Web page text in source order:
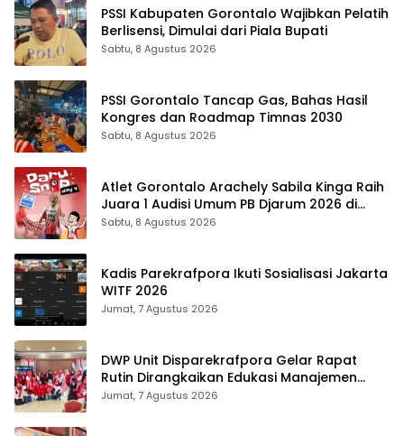
PSSI Kabupaten Gorontalo Wajibkan Pelatih
Berlisensi, Dimulai dari Piala Bupati
Sabtu, 8 Agustus 2026
PSSI Gorontalo Tancap Gas, Bahas Hasil
Kongres dan Roadmap Timnas 2030
Sabtu, 8 Agustus 2026
Atlet Gorontalo Arachely Sabila Kinga Raih
Juara 1 Audisi Umum PB Djarum 2026 di
Makassar
Sabtu, 8 Agustus 2026
Kadis Parekrafpora Ikuti Sosialisasi Jakarta
WITF 2026
Jumat, 7 Agustus 2026
DWP Unit Disparekrafpora Gelar Rapat
Rutin Dirangkaikan Edukasi Manajemen
Stres
Jumat, 7 Agustus 2026